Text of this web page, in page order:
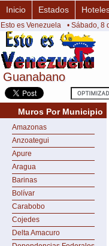
Guanabano
Guanabano
Inicio Estados
Esto es Venezuela • Sábado, 8
Muros Por Municipio
Amazonas
Anzoategui
Apure
Aragua
Barinas
Bolívar
Carabobo
Cojedes
Delta Amacuro